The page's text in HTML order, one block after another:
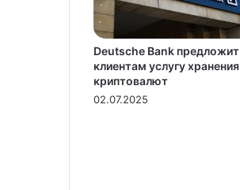
Deutsche Bank предложит
клиентам услугу хранения
криптовалют
02.07.2025